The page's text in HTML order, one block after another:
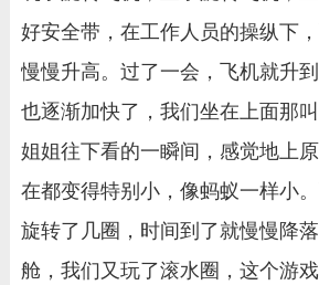
好安全带，在工作人员的操纵下
慢慢升高。过了一会，飞机就升
也逐渐加快了，我们坐在上面那
姐姐往下看的一瞬间，感觉地上
在都变得特别小，像蚂蚁一样小
旋转了几圈，时间到了就慢慢降
舱，我们又玩了滚水圈，这个游